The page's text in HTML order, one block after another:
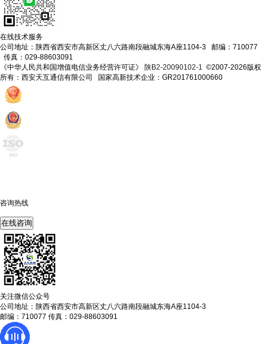
在线技术服务
公司地址：陕西省西安市高新区丈八六路南段融城东海A座1104-3 邮编：710077
传真：029-88603091
《中华人民共和国增值电信业务经营许可证》 陕B2-20090102-1 ©2007-2026版权
所有：西安天互通信有限公司 国家高新技术企业：GR201761000660
咨询热线
在线咨询
关注微信公众号
公司地址：陕西省西安市高新区丈八六路南段融城东海A座1104-3
邮编：710077 传真：029-88603091